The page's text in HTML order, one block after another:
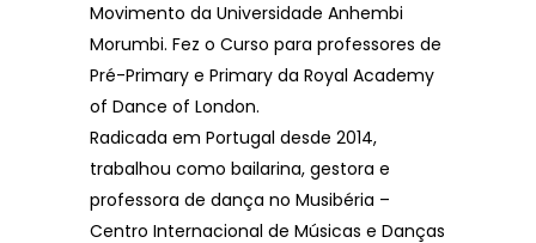
Movimento da Universidade Anhembi
Morumbi. Fez o Curso para professores de
Pré-Primary e Primary da Royal Academy
of Dance of London.
Radicada em Portugal desde 2014,
trabalhou como bailarina, gestora e
professora de dança no Musibéria –
Centro Internacional de Músicas e Danças